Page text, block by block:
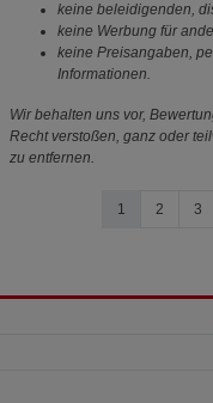
keine beleidigenden,
keine Werbung für
keine Preisangaben,
Informationen.
Wir behalten uns vor,
Recht verstoßen, ganz oder
zu entfernen.
1 2 3